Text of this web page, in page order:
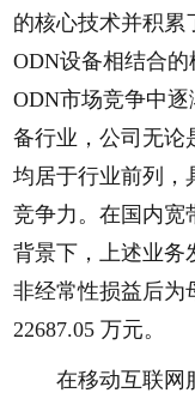
的核心技术并积累
ODN设备相结合
ODN市场竞争中
备行业，公司无论
均居于行业前列，
竞争力。在国内宽
背景下，上述业务
非经常性损益后为
22687.05 万元。
在移动互联网服